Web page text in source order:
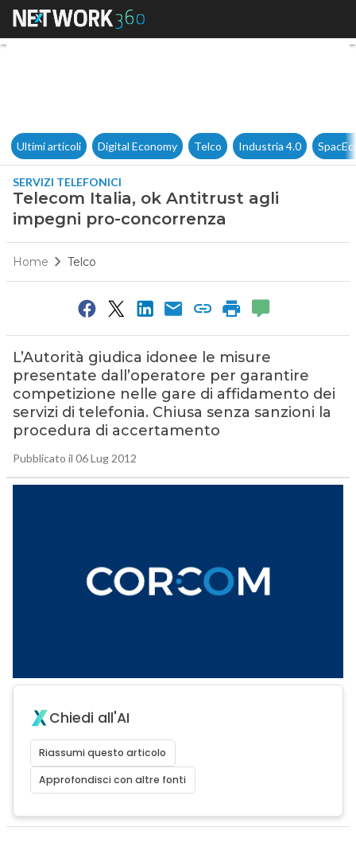
Telecom Italia, ok Antitrust
Ultimi articoli Digital Economy Telco Industria 4.0
SERVIZI TELEFONICI
Telecom Italia, ok Antitrust agli
impegni pro-concorrenza
Home Telco
L’Autorità giudica idonee le misure
presentate dall’operatore per garantire
competizione nelle gare di affidamento dei
servizi di telefonia. Chiusa senza sanzioni la
procedura di accertamento
Pubblicato il 06 Lug 2012
Chiedi all'AI
Riassumi questo articolo
Approfondisci con altre fonti